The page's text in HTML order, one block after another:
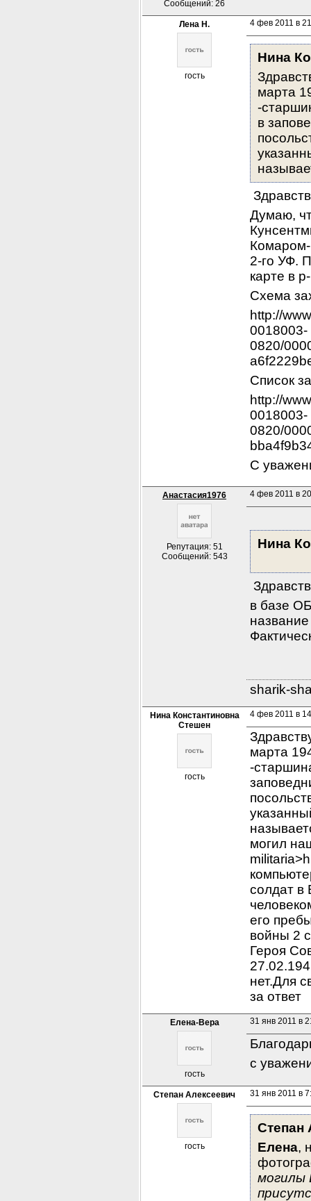
Сообщений: 26
Лена Н.
гость
4 фев 2011 в
Нина
марта
-
в
Думаю,
Комаром-
2-го УФ.
карте в
Схема
http://
0018003-
0820/
Список
http://
0018003-
0820/
С
Анастасия1976
Репутация: 51
Сообщений: 543
4 фев 2011 в
Нина
в базе
sharik-
Нина Константиновна
Стешен
гость
4 фев 2011 в
марта
-
могил
солдат в
его
войны 2
Героя
нет.Для
за ответ
Елена-Вера
гость
31 янв 2011 в
с
Степан Алексеевич
гость
31 янв 2011 в
Степан
Елена,
могилы